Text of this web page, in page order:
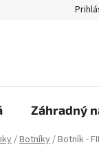
poriadok,
Záhradný
/Botníky/Botník -